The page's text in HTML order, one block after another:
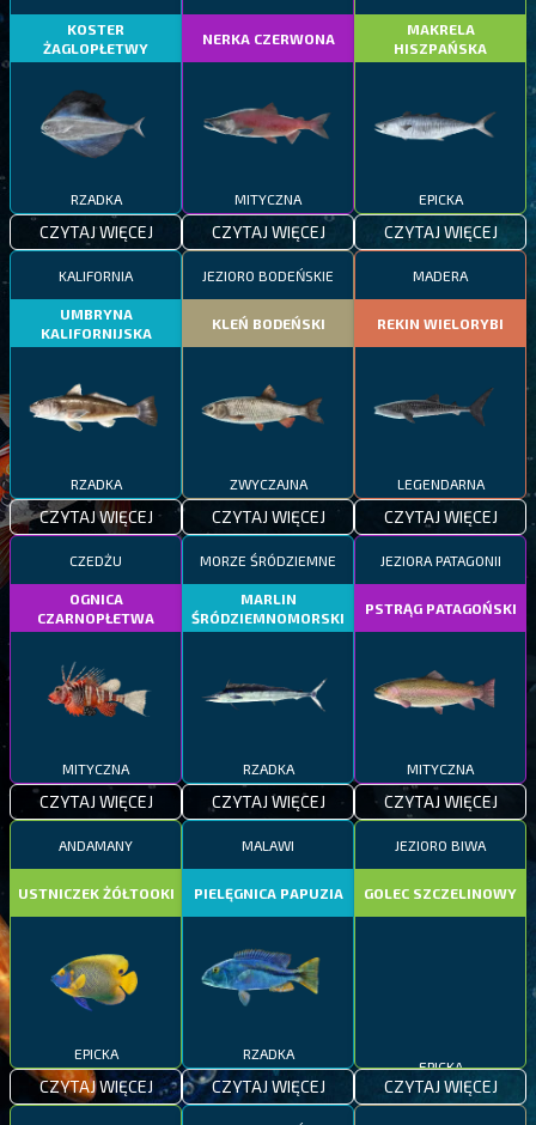
KOSTER
ŻAGLOPŁETWY
RZADKA
CZYTAJ WIĘCEJ
NERKA CZERWONA
MITYCZNA
CZYTAJ WIĘCEJ
MAKRELA
HISZPAŃSKA
EPICKA
CZYTAJ WIĘCEJ
KALIFORNIA
UMBRYNA
KALIFORNIJSKA
RZADKA
CZYTAJ WIĘCEJ
JEZIORO BODEŃSKIE
KLEŃ BODEŃSKI
ZWYCZAJNA
CZYTAJ WIĘCEJ
MADERA
REKIN WIELORYBI
LEGENDARNA
CZYTAJ WIĘCEJ
CZEDŻU
OGNICA
CZARNOPŁETWA
MITYCZNA
CZYTAJ WIĘCEJ
MORZE ŚRÓDZIEMNE
MARLIN
ŚRÓDZIEMNOMORSKI
RZADKA
CZYTAJ WIĘCEJ
JEZIORA PATAGONII
PSTRĄG PATAGOŃSKI
MITYCZNA
CZYTAJ WIĘCEJ
ANDAMANY
USTNICZEK ŻÓŁTOOKI
EPICKA
CZYTAJ WIĘCEJ
MALAWI
PIELĘGNICA PAPUZIA
RZADKA
CZYTAJ WIĘCEJ
JEZIORO BIWA
GOLEC SZCZELINOWY
CZYTAJ WIĘCEJ